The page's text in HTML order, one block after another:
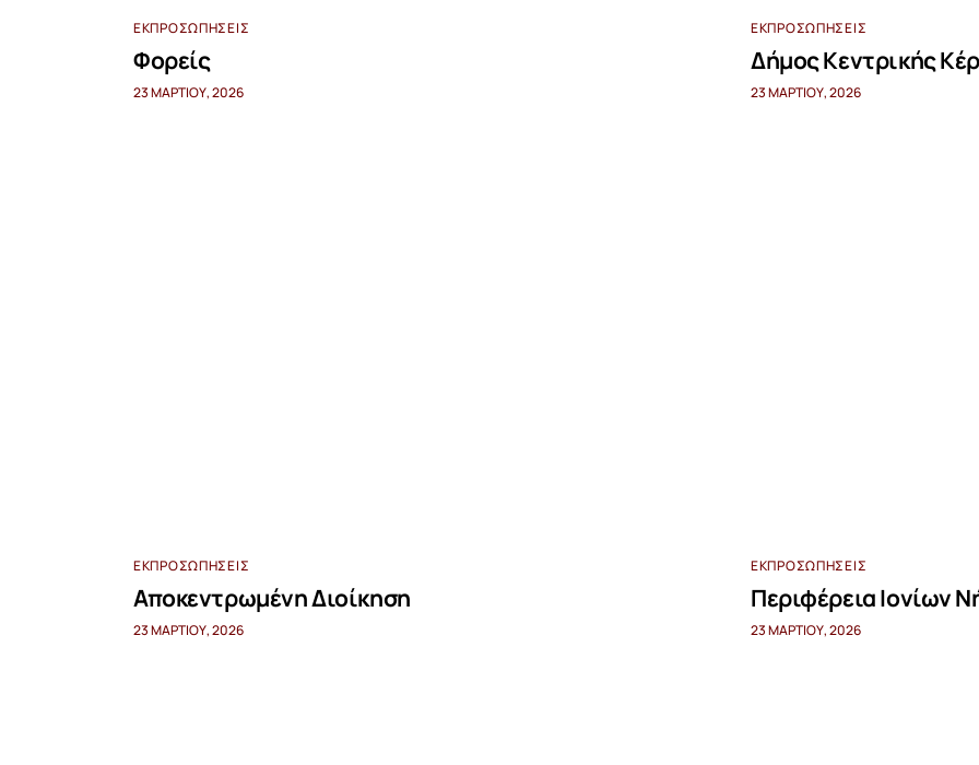
ΕΚΠΡΟΣΩΠΉΣΕΙΣ
Φορείς
23 ΜΑΡΤΊΟΥ, 2026
ΕΚΠΡΟΣΩΠΉΣΕΙΣ
Δήμος Κεντρικής
23 ΜΑΡΤΊΟΥ, 2026
ΕΚΠΡΟΣΩΠΉΣΕΙΣ
Αποκεντρωμένη Διοίκηση
23 ΜΑΡΤΊΟΥ, 2026
ΕΚΠΡΟΣΩΠΉΣΕΙΣ
Περιφέρεια Ιονίων
23 ΜΑΡΤΊΟΥ, 2026